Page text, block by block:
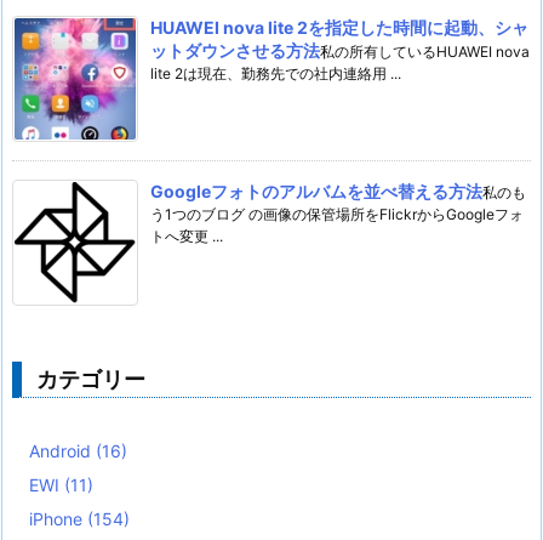
HUAWEI nova lite 2を指定した時間に起動、シャ
ットダウンさせる方法私の所有しているHUAWEI nova
lite 2は現在、勤務先での社内連絡用 ...
Googleフォトのアルバムを並べ替える方法私のも
う1つのブログ の画像の保管場所をFlickrからGoogleフォ
トへ変更 ...
カテゴリー
Android (16)
EWI (11)
iPhone (154)